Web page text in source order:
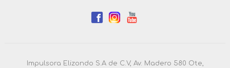
Impulsora Elizondo S.A de C.V, Av. Madero 580 Ote,